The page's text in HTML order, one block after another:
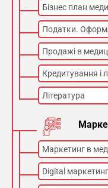
Бізнес план
Податки.
Продажі в
Кредитування і
Література
Маркетинг в
Digital